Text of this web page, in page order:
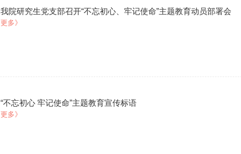
我院研究生党支部召开“不忘初心、牢记使命”主题教育动员部署会
更多》
“不忘初心 牢记使命”主题教育宣传标语
更多》